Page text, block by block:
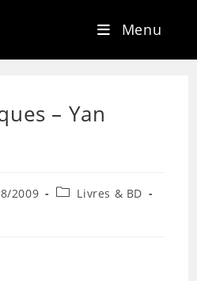
Menu
– Yan
2009
Livres & BD